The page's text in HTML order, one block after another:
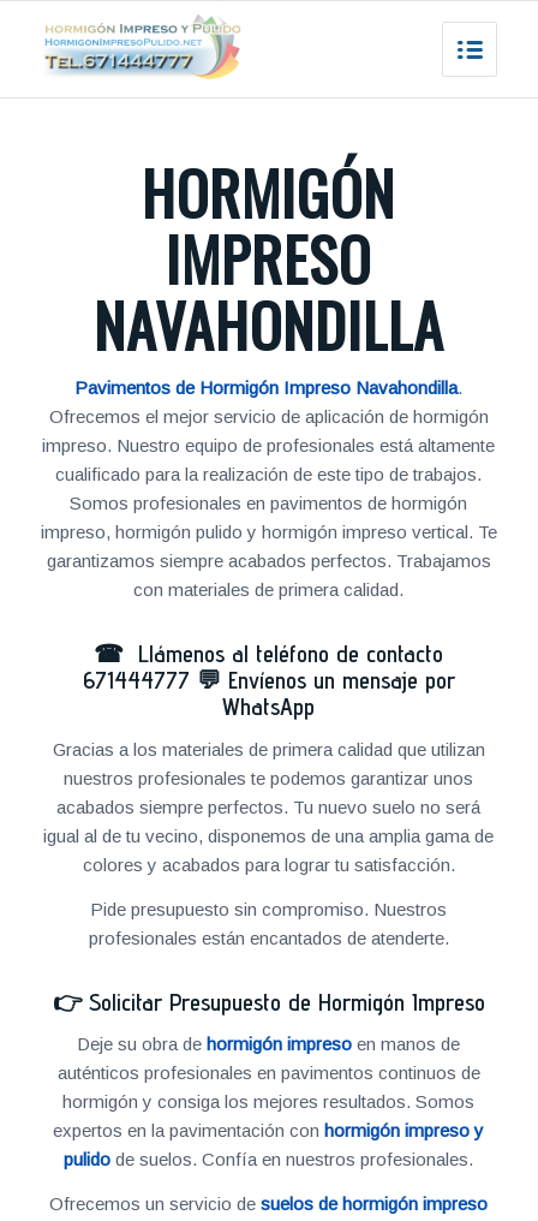
HORMIGÓN
IMPRESO
NAVAHONDILLA
Pavimentos de Hormigón Impreso Navahondilla.
Ofrecemos el mejor servicio de aplicación de hormigón
impreso. Nuestro equipo de profesionales está altamente
cualificado para la realización de este tipo de trabajos.
Somos profesionales en pavimentos de hormigón
impreso, hormigón pulido y hormigón impreso vertical. Te
garantizamos siempre acabados perfectos. Trabajamos
con materiales de primera calidad.
☎ Llámenos al teléfono de contacto
671444777 💬 Envíenos un mensaje por
WhatsApp
Gracias a los materiales de primera calidad que utilizan
nuestros profesionales te podemos garantizar unos
acabados siempre perfectos. Tu nuevo suelo no será
igual al de tu vecino, disponemos de una amplia gama de
colores y acabados para lograr tu satisfacción.
Pide presupuesto sin compromiso. Nuestros
profesionales están encantados de atenderte.
👉 Solicitar Presupuesto de Hormigón Impreso
Deje su obra dehormigón impreso en manos de
auténticos profesionales en pavimentos continuos de
hormigón y consiga los mejores resultados. Somos
expertos en la pavimentación conhormigón impreso y
pulido de suelos. Confía en nuestros profesionales.
Ofrecemos un servicio desuelos de hormigón impreso